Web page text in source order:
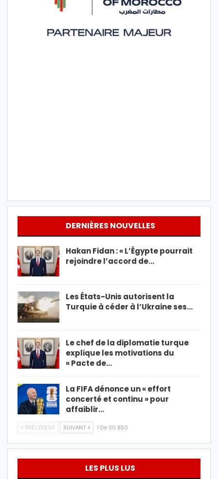
DERNIÈRES NOUVELLES
Hakan Fidan : « L’Égypte pourrait
rejoindre l’accord de…
Les États-Unis autorisent la
Turquie à céder à l’Ukraine ses…
Le chef de la diplomatie turque
explique les motivations du
« Pacte de…
La FIFA dénonce un « effort
concerté et continu » pour
affaiblir…
PRÉCÉDENT SUIVANT 1 De 30 850
LES PLUS LUS